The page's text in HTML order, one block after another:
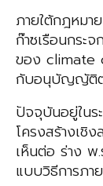
ภายใต้กฎหมา
ก๊าซเรือนกระ
ของ climate
กับอนุบัญญัติ
ปัจจุบันอยู่ใน
โครงสร้างเชิ
เห็นต่อ ร่าง พ
แบบวิธีการภา